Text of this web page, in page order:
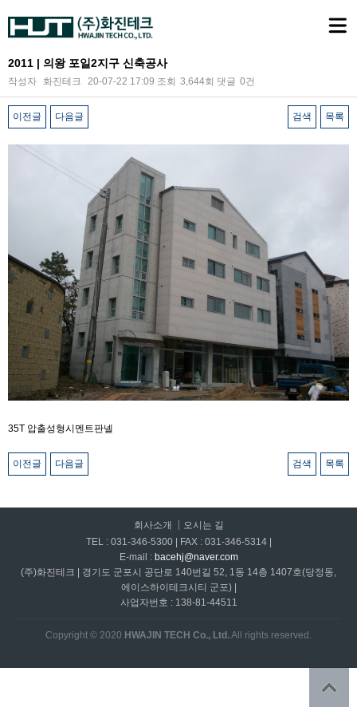
2011 | 의왕 포일2지구 신축공사
작성자 화진테크 20-07-22 17:09 조회 3,644회 댓글 0건
이전글 다음글 검색 목록
본문
35T 압출성형시멘트판넬
이전글 다음글 검색 목록
회사소개
오시는 길
TEL : 031-346-5300 | FAX : 031-346-5314 |
E-mail : bacehj@naver.com
(주)화진테크 | 경기도 군포시 공단로 140번길 52, 1동 14층 1407호(당정동,
에이스하이테크시티 군포) |
사업자번호 : 138-81-44511
Copyright © 2020 HWAJIN TECH Co., Ltd.All rights reserved.